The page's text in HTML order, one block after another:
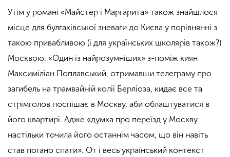
Утім у романі «Майстер і Маргарита» також знайшлося
місце для булгаківської зневаги до Києва у порівнянні з
такою привабливою (і для українських школярів також?)
Москвою. «Один із найрозумніших» з-поміж киян
Максиміліан Поплавський, отримавши телеграму про
загибель на трамвайній колії Берліоза, кидає все та
стрімголов поспішає в Москву, аби облаштуватися в
його квартирі. Адже «думка про переїзд у Москву
настільки точила його останнім часом, що він навіть
став погано спати». От і весь український контекст